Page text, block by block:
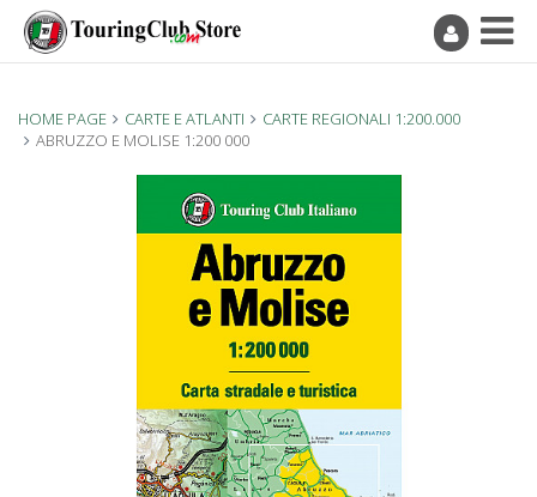
HOME PAGE CARTE E ATLANTI
CARTE REGIONALI 1:200.000
ABRUZZO E MOLISE 1:200 000